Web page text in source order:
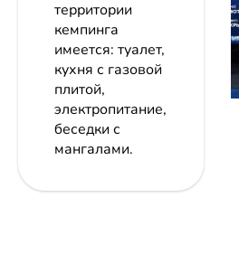
территории
кемпинга
имеется: туалет,
кухня с газовой
плитой,
электропитание,
беседки с
мангалами.